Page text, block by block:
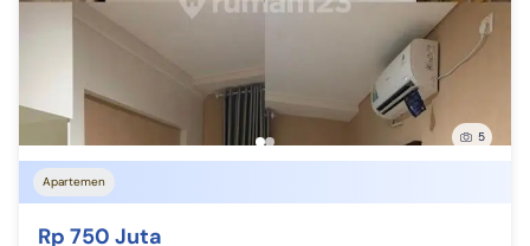
5
Apartemen
Rp 750 Juta